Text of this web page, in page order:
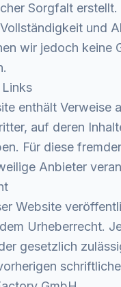
Sorgfalt erstellt.
und
wir jedoch keine
enthält Verweise
auf deren
Für diese
Anbieter
Website
Urheberrecht.
gesetzlich